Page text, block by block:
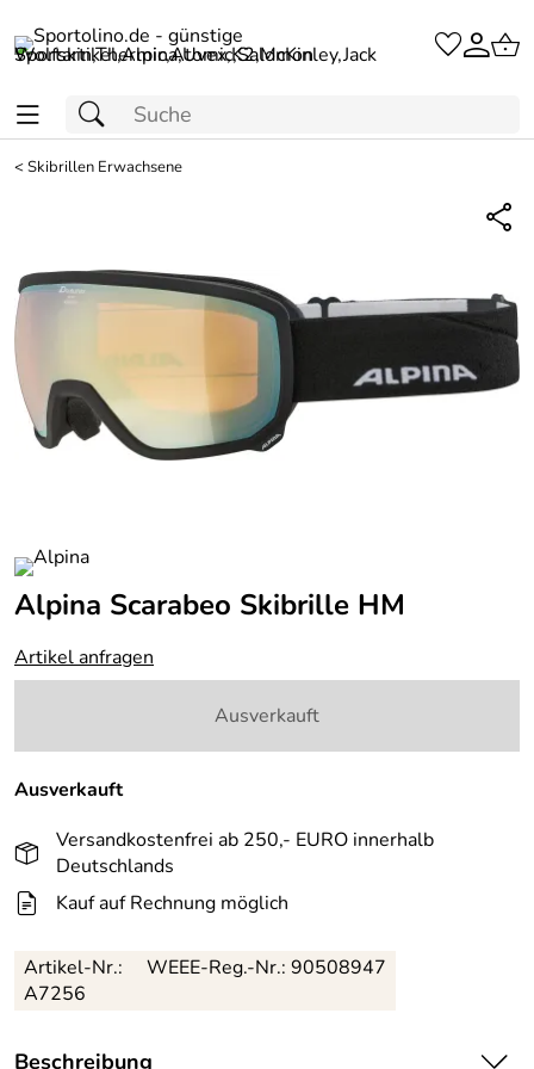
<Skibrillen Erwachsene
Alpina Scarabeo Skibrille HM
Artikel anfragen
Ausverkauft
Ausverkauft
Versandkostenfrei ab 250,- EURO innerhalb
Deutschlands
Kauf auf Rechnung möglich
Artikel-Nr.:
A7256
WEEE-Reg.-Nr.: 90508947
Beschreibung